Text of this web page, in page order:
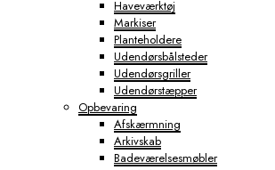
Haveværktøj
Markiser
Planteholdere
Udendørsbålsteder
Udendørsgriller
Udendørstæpper
Opbevaring
Afskærmning
Arkivskab
Badeværelsesmøbler